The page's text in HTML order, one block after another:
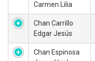
Carmen Lilia
Chan Carrillo
Edgar Jesús
Chan Espinosa